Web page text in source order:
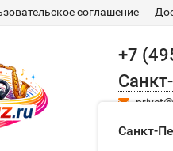
соглашение
+7
Санкт-